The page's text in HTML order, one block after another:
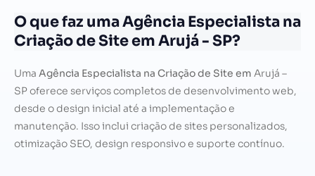
O que faz uma Agência Especialista na
Criação de Site em Arujá - SP?
Uma Agência Especialista na Criação de Site em Arujá –
SP oferece serviços completos de desenvolvimento web,
desde o design inicial até a implementação e
manutenção. Isso inclui criação de sites personalizados,
otimização SEO, design responsivo e suporte contínuo.